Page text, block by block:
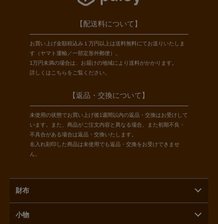
【配送料について】
お買い上げ金額税込み１万円以上は送料無料にてお送りいたしま
す（ヤマト運輸／一部定形外郵便）。
1万円未満の場合は、お届けの地域により送料がかかります。
詳しくは こちらをご覧ください。
【返品・交換について】
未使用の状態でお買い上げ後1週間以内の返品・交換はお受けして
います。また、商品がご注文内容と異なる場合、また初期不良・
不具合がある場合は返品・交換いたします。
名入れ刻印した商品は未使用でも返品・交換をお受けできませ
ん。
財布
小物